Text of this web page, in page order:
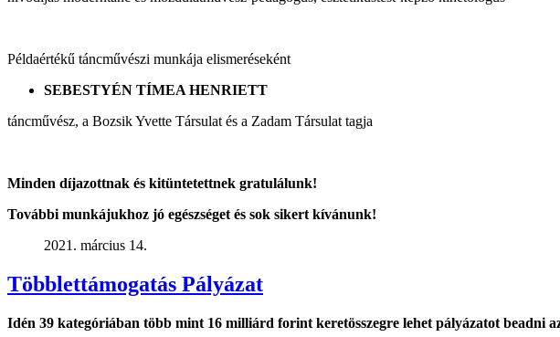
Példaértékű táncművészi munkája elismeréseként
SEBESTYÉN TÍMEA HENRIETT
táncművész, a Bozsik Yvette Társulat és a Zadam Társulat tagja
Minden díjazottnak és kitüntetettnek gratulálunk!
További munkájukhoz jó egészséget és sok sikert kívánunk!
2021. március 14.
Többlettámogatás Pályázat
Idén 39 kategóriában több mint 16 milliárd forint keretösszegre lehet pályázatot beadni